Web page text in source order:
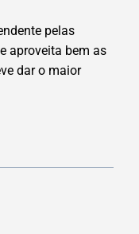
pelas
aproveita bem as
dar o maior